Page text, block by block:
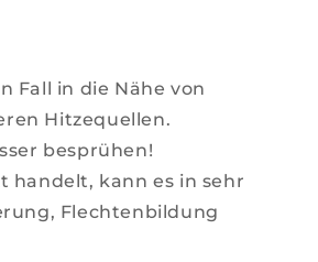
Fall in die Nähe von
Hitzequellen.
besprühen!
handelt, kann es in sehr
Flechtenbildung